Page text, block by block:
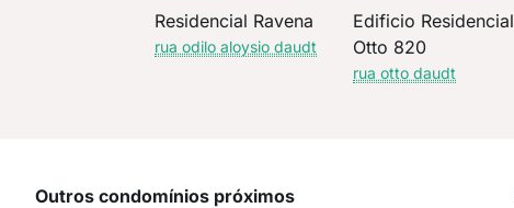
Residencial Ravena
rua odilo aloysio daudt
Edificio Residencial
Otto 820
rua otto daudt
Outros condomínios próximos